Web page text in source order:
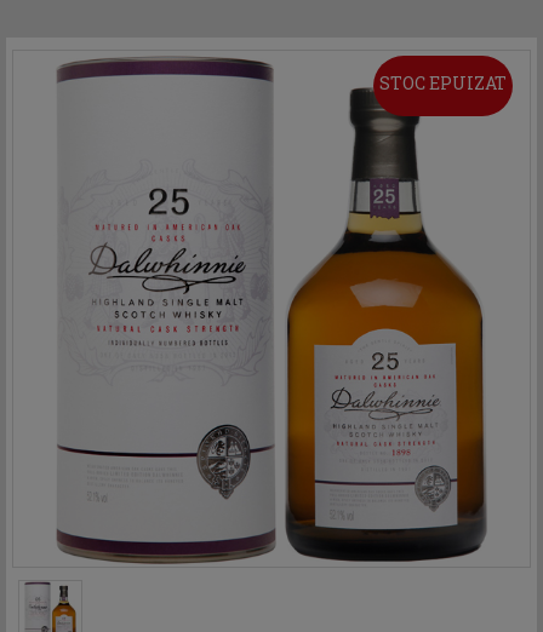
STOC EPUIZAT